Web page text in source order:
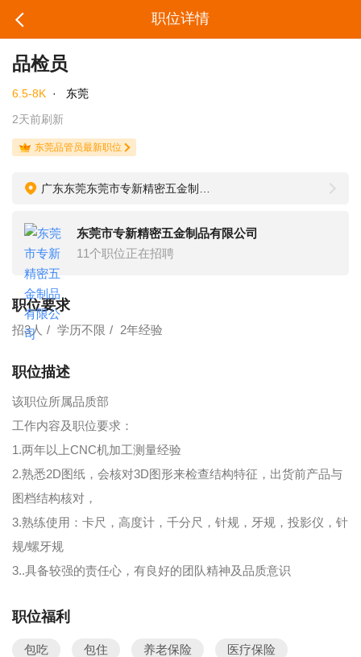
职位详情
品检员
6.5-8K ·
东莞
2天前刷新
东莞品管员最新职位
东莞市专新精密五金制品有限公司
11个职位正在招聘
职位要求
招3人 学历不限 2年经验
职位描述
该职位所属品质部
工作内容及职位要求：
1.两年以上CNC机加工测量经验
2.熟悉2D图纸，会核对3D图形来检查结构特征，出货前产品与
图档结构核对，
3.熟练使用：卡尺，高度计，千分尺，针规，牙规，投影仪，针
规/螺牙规
3..具备较强的责任心，有良好的团队精神及品质意识
职位福利
包吃 包住 养老保险 医疗保险